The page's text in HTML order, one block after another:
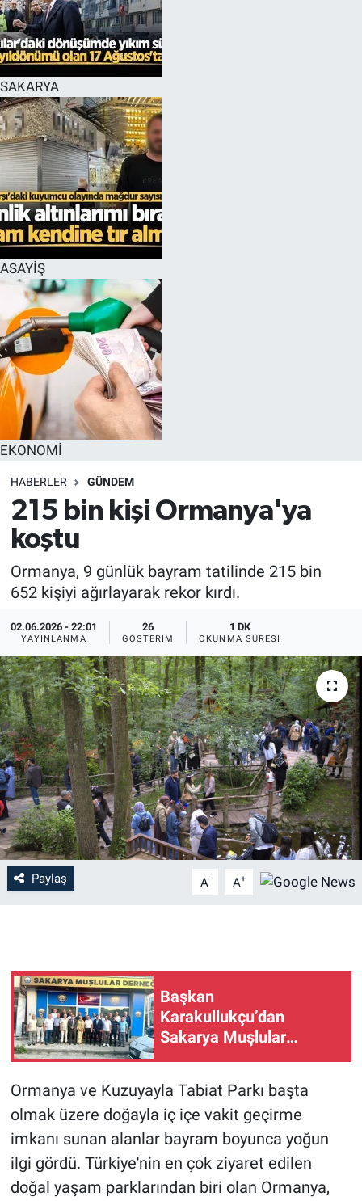
SAKARYA
ASAYİŞ
EKONOMİ
HABERLER GÜNDEM
215 bin kişi Ormanya'ya
koştu
Ormanya, 9 günlük bayram tatilinde 215 bin
652 kişiyi ağırlayarak rekor kırdı.
02.06.2026 - 22:01
YAYINLANMA
26
GÖSTERIM
1 DK
OKUNMA SÜRESI
Paylaş A- A+
Başkan
Karakullukçu’dan
Sakarya Muşlular
Derneği’ne ziyaret
Ormanya ve Kuzuyayla Tabiat Parkı başta
olmak üzere doğayla iç içe vakit geçirme
imkanı sunan alanlar bayram boyunca yoğun
ilgi gördü. Türkiye'nin en çok ziyaret edilen
doğal yaşam parklarından biri olan Ormanya,
EĞİTİM
MAGAZİN
ÖZEL HABER
HALK54 PANORAMA